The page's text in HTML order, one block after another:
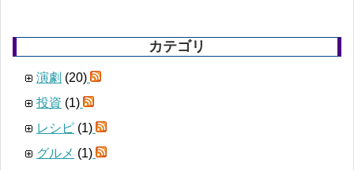
カテゴリ
演劇 (20)
投資 (1)
レシピ (1)
グルメ (1)